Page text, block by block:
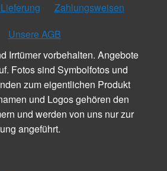
Zahlungsweisen
Unsere AGB
Irrtümer vorbehalten. Angebote
Fotos sind Symbolfotos und
zum eigentlichen Produkt
und Logos gehören den
und werden von uns nur zur
angeführt.